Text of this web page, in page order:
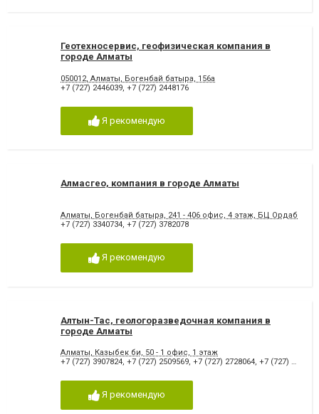
Геотехносервис, геофизическая компания в
городе Алматы
050012, Алматы, Богенбай батыра, 156а
+7 (727) 2446039, +7 (727) 2448176
Я рекомендую
Алмасгео, компания в городе Алматы
Алматы, Богенбай батыра, 241 - 406 офис, 4 этаж, БЦ Ордабасы
+7 (727) 3340734, +7 (727) 3782078
Я рекомендую
Алтын-Тас, геологоразведочная компания в
городе Алматы
Алматы, Казыбек би, 50 - 1 офис, 1 этаж
+7 (727) 3907824, +7 (727) 2509569, +7 (727) 2728064, +7 (727) 2506361
Я рекомендую